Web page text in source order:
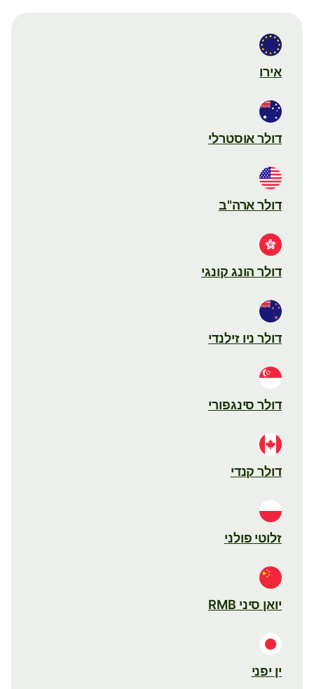
אירו
דולר אוסטרלי
דולר ארה"ב
דולר הונג קונגי
דולר ניו זילנדי
דולר סינגפורי
דולר קנדי
זלוטי פולני
יואן סיני RMB
ין יפני